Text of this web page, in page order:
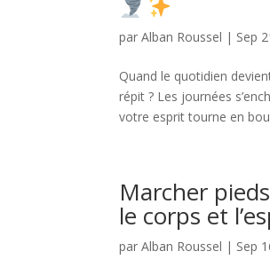
parAlban Roussel | Sep
Quand le quotidien
répit ? Les journées
votre esprit tourne en
Marcher
le corps et
parAlban Roussel | Sep